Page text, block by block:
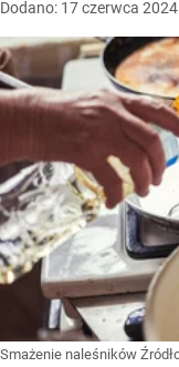
Dodano: 17czerwca 2024
Smażenie naleśników